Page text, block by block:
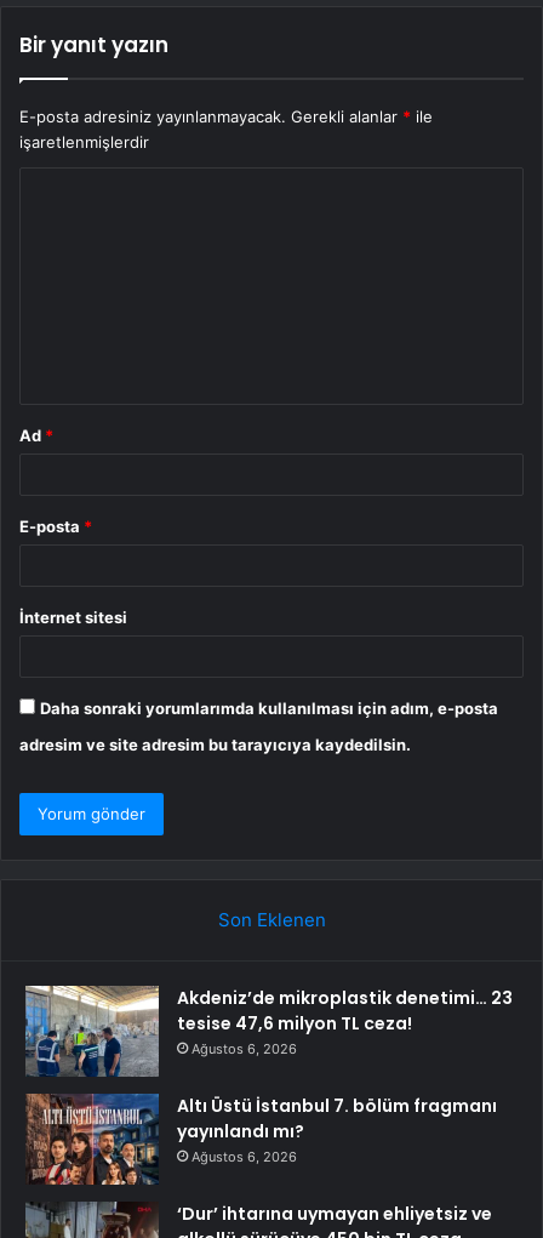
Bir yanıt yazın
E-posta adresiniz yayınlanmayacak. Gerekli alanlar * ile
işaretlenmişlerdir
Ad *
E-posta *
İnternet sitesi
Daha sonraki yorumlarımda kullanılması için adım, e-posta
adresim ve site adresim bu tarayıcıya kaydedilsin.
Son Eklenen
Akdeniz’de mikroplastik denetimi… 23
tesise 47,6 milyon TL ceza!
Ağustos 6, 2026
Altı Üstü İstanbul 7. bölüm fragmanı
yayınlandı mı?
Ağustos 6, 2026
‘Dur’ ihtarına uymayan ehliyetsiz ve